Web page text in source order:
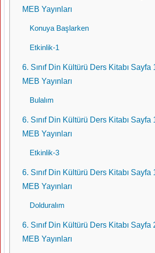
MEB Yayınları
Konuya Başlarken
Etkinlik-1
6. Sınıf Din Kültürü Ders Kitabı Sayfa
MEB Yayınları
Bulalım
6. Sınıf Din Kültürü Ders Kitabı Sayfa
MEB Yayınları
Etkinlik-3
6. Sınıf Din Kültürü Ders Kitabı Sayfa
MEB Yayınları
Dolduralım
6. Sınıf Din Kültürü Ders Kitabı Sayfa
MEB Yayınları